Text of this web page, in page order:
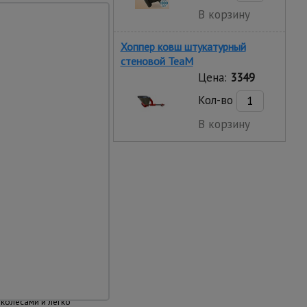
Это
и легко
В корзину
Хоппер ковш штукатурный
стеновой TeaM
Цена: 3349
Кол-во
В корзину